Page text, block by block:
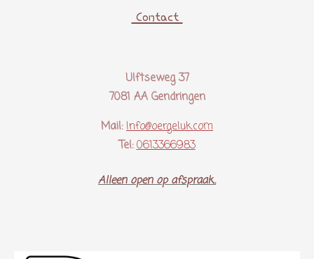
Contact
Ulftseweg 37
7081 AA Gendringen
Mail: Info@oergeluk.com
Tel: 0613366983
Alleen open op afspraak..